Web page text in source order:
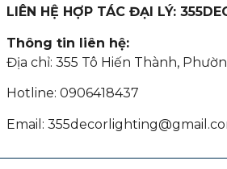
LIÊN HỆ HỢP TÁC ĐẠI LÝ:
Thông tin liên hệ:
Địa chỉ: 355 Tô Hiến Thành,
Hotline: 0906418437
Email: